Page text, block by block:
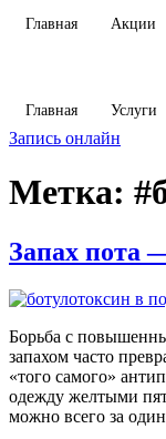
Главная Акции
Главная Услуги
Запись онлайн
Метка:
Запах пота
Борьба с
запахом часто
«того самого»
одежду желтыми
можно всего за